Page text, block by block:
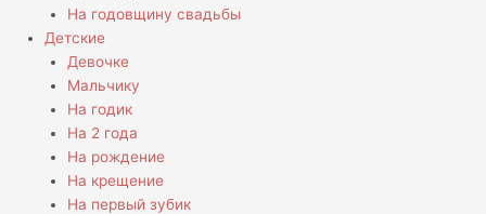
На годовщину свадьбы
Детские
Девочке
Мальчику
На годик
На 2 года
На рождение
На крещение
На первый зубик